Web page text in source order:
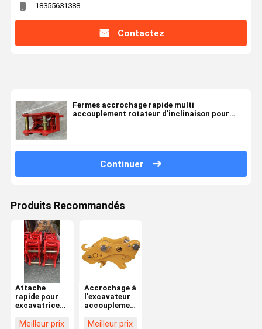
18355631388
Contactez
Fermes accrochage rapide multi
accouplement rotateur d'inclinaison pour
Continuer
Produits Recommandés
Attache
rapide pour
excavatrice
hydraulique
Meilleur prix
Accrochage à
l'excavateur
accouplement
accrochage à
Meilleur prix